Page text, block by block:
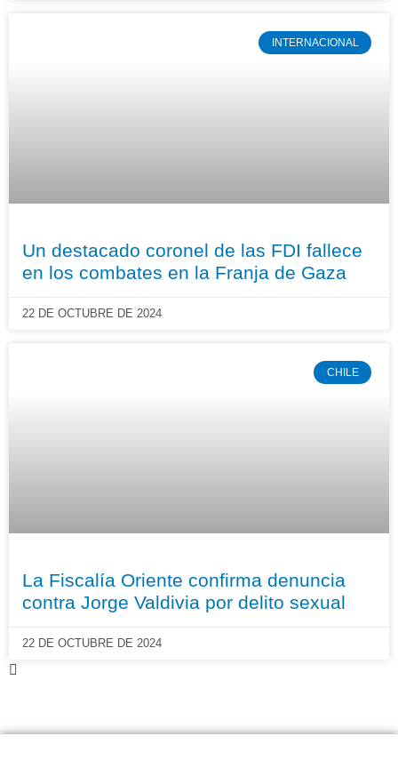
INTERNACIONAL
Un destacado coronel de las FDI fallece
en los combates en la Franja de Gaza
22 DE OCTUBRE DE 2024
CHILE
La Fiscalía Oriente confirma denuncia
contra Jorge Valdivia por delito sexual
22 DE OCTUBRE DE 2024